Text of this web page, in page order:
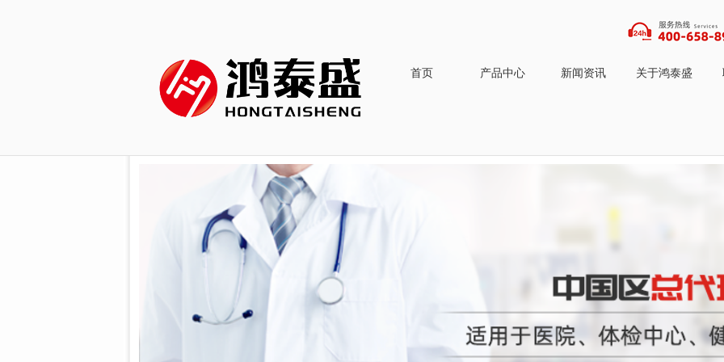
首页 产品中心 新闻资讯 关于鸿泰盛